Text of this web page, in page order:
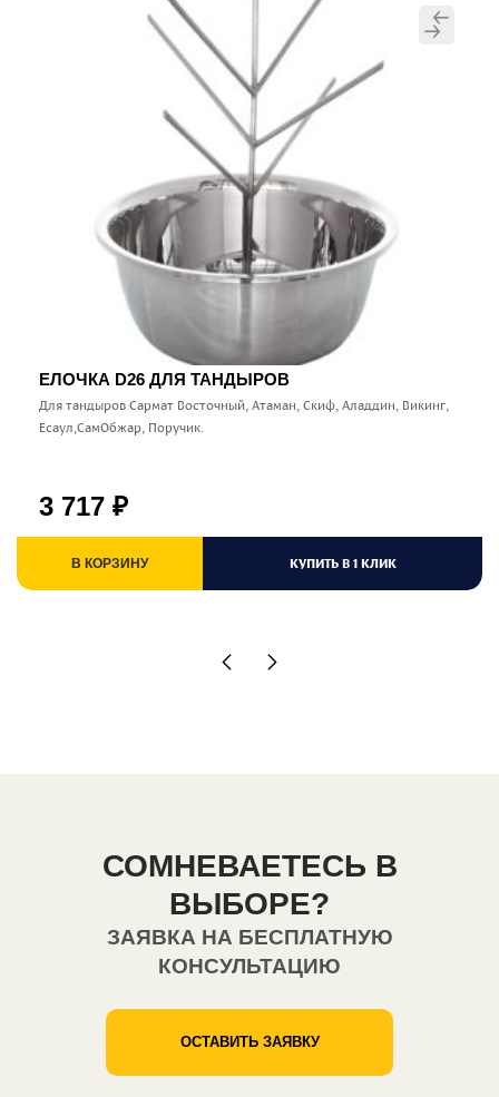
ЕЛОЧКА D26 ДЛЯ ТАНДЫРОВ
Для тандыров Сармат Восточный, Атаман, Скиф, Аладдин, Викинг,
Есаул,СамОбжар, Поручик.
3 717 ₽
В КОРЗИНУ КУПИТЬ В 1 КЛИК
СОМНЕВАЕТЕСЬ В
ВЫБОРЕ?
ЗАЯВКА НА БЕСПЛАТНУЮ
КОНСУЛЬТАЦИЮ
ОСТАВИТЬ ЗАЯВКУ